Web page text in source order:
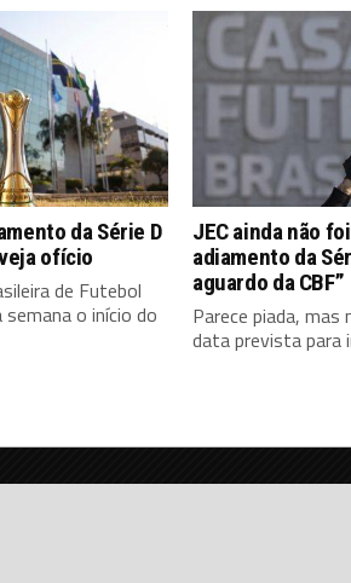
da Série D
ofício
de Futebol
semana o início do
JEC ainda não
adiamento da
aguardo da CBF”
Parece piada, mas
data prevista para